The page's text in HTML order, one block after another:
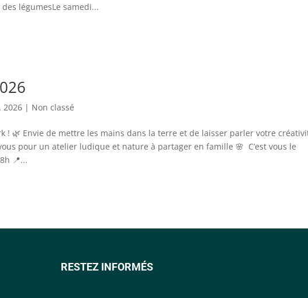
légumesLe samedi...
2026 | Non classé
! 🌿 Envie de mettre les mains dans la terre et de laisser parler votre
pour un atelier ludique et nature à partager en famille 🌸 C’est vous le
📍...
RESTEZ INFORMÉS